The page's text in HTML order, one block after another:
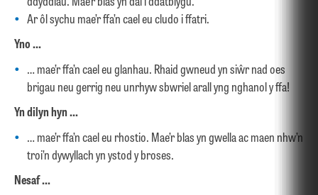
Ar ôl sychu mae’r ffa’n cael eu cludo i ffatri.
Yno …
… mae’r ffa’n cael eu glanhau. Rhaid gwneud yn siŵr nad oes
brigau neu gerrig neu unrhyw sbwriel arall yng nghanol y ffa!
Yn dilyn hyn …
… mae’r ffa’n cael eu rhostio. Mae’r blas yn gwella ac maen nhw’n
troi’n dywyllach yn ystod y broses.
Nesaf …